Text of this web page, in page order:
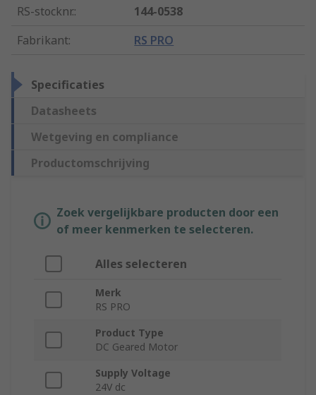
RS-stocknr.:
144-0538
Fabrikant: RS PRO
Specificaties
Datasheets
Wetgeving en compliance
Productomschrijving
Zoek vergelijkbare producten door een
of meer kenmerken te selecteren.
Alles selecteren
Merk
RS PRO
Product Type
DC Geared Motor
Supply Voltage
24V dc